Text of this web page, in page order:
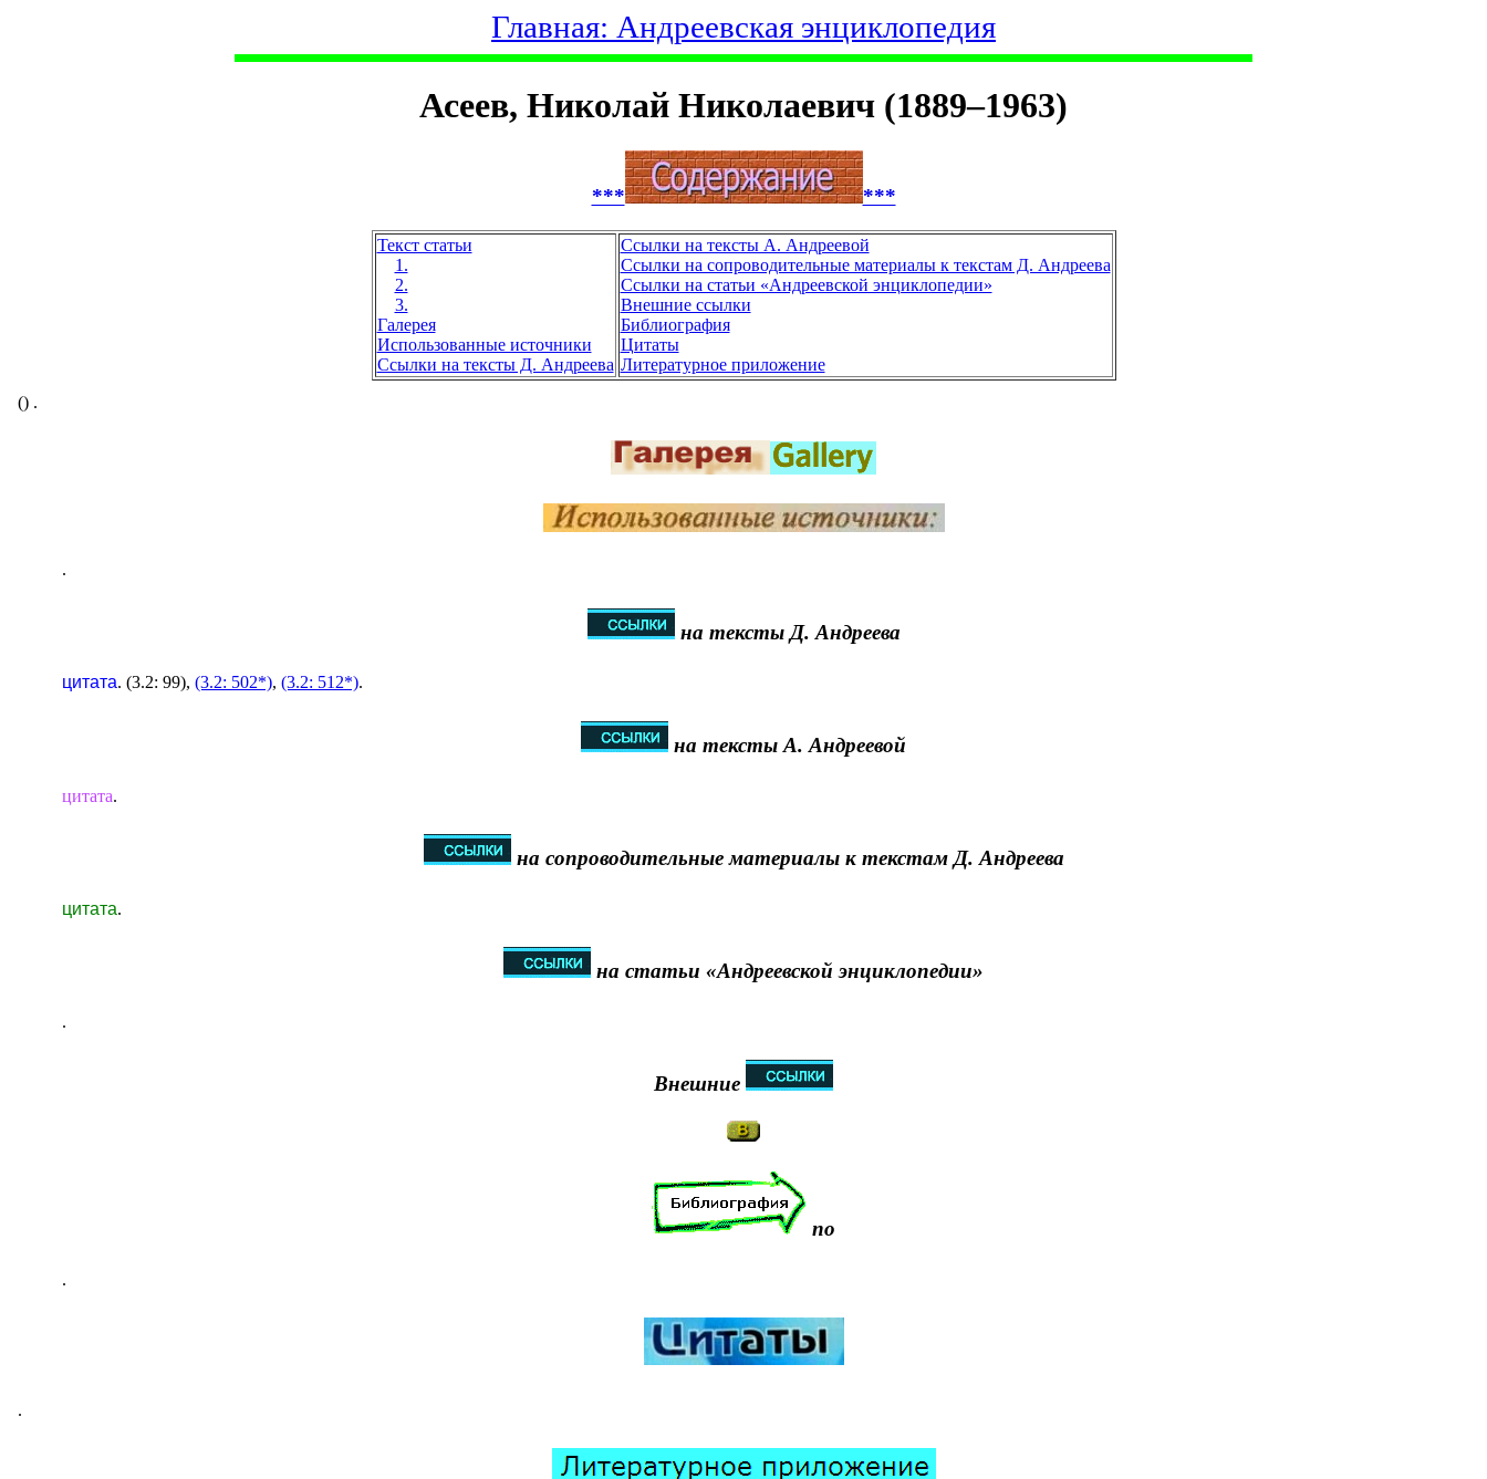
Главная: Андреевская энциклопедия
Асеев, Николай Николаевич (1889–1963)
*** ***
Текст статьи
1.
2.
3.
Галерея
Использованные источники
Ссылки на тексты Д. Андреева
Ссылки на тексты А. Андреевой
Ссылки на сопроводительные материалы к текстам Д. Андреева
Ссылки на статьи «Андреевской энциклопедии»
Внешние ссылки
Библиография
Цитаты
Литературное приложение
() .
.
на тексты Д. Андреева
цитата. (3.2: 99), (3.2: 502*), (3.2: 512*).
на тексты А. Андреевой
цитата.
на сопроводительные материалы к текстам Д. Андреева
цитата.
на статьи «Андреевской энциклопедии»
.
Внешние
по
.
.